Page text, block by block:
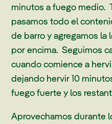
minutos a fuego medio.
pasamos todo el
de barro y agregamos la
por encima. Seguimos
cuando comience a
dejando hervir 10
fuego fuerte y los
Aprovechamos durante